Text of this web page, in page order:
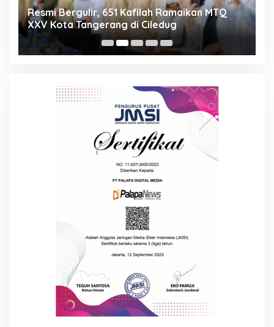
Resmi Bergulir, 651 Kafilah Ramaikan MTQ
XXV Kota Tangerang di Ciledug